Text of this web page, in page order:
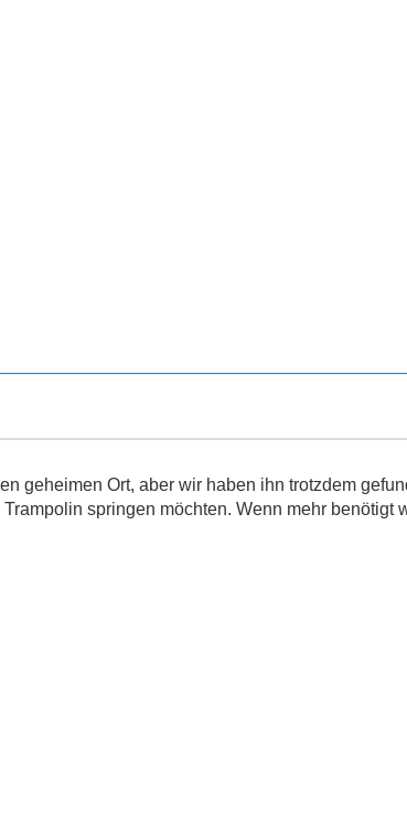
geheimen Ort, aber wir haben ihn trotzdem
springen möchten. Wenn mehr benötigt